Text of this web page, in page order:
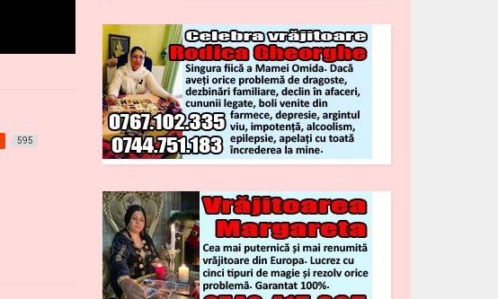
595